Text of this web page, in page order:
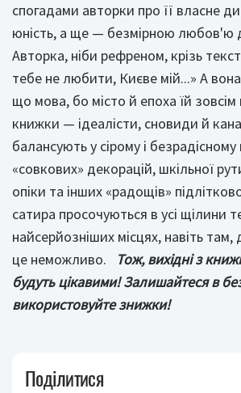
спогадами авторки про її власне
юність, а ще — безмірною любов'ю
Авторка, ніби рефреном, крізь
тебе не любити, Києве мій...» А
що мова, бо місто й епоха їй зовсім
книжки — ідеалісти, сновиди й
балансують у сірому і
«совкових» декорацій, шкільної
опіки та інших «радощів»
сатира просочуються в усі щілини
найсерйозніших місцях, навіть
це неможливо.
Тож, вихідні з
будуть цікавими! Залишайтеся в
використовуйте знижки!
Поділитися